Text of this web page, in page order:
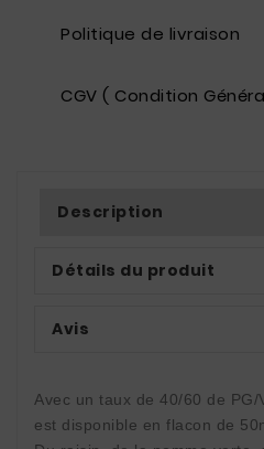
Politique de livraison
CGV ( Condition
Description
Détails du produit
Avis
Avec un taux de 40/60 de
est disponible en flacon de